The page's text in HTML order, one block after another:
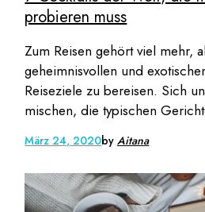
probieren muss
Zum Reisen gehört viel mehr,
geheimnisvollen und
Reiseziele zu bereisen. Sich
mischen, die typischen
März 24, 2020byAitana